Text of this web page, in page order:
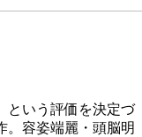
という評価を決定づ
。容姿端麗・頭脳明